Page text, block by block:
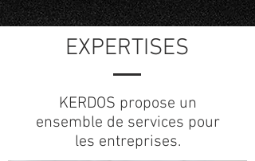
EXPERTISES
KERDOS propose un
ensemble de services pour
les entreprises.